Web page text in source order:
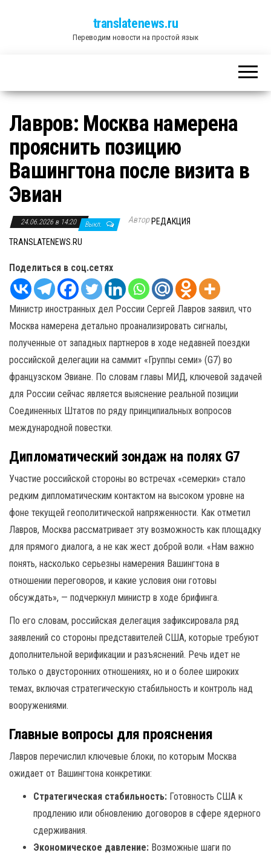
translatenews.ru
Переводим новости на простой язык
Лавров: Москва намерена
прояснить позицию
Вашингтона после визита в
Эвиан
24.06.2026 в 14:20 Выкл. Автор РЕДАКЦИЯ
TRANSLATENEWS.RU
Поделиться в соц.сетях
Министр иностранных дел России Сергей Лавров заявил, что
Москва намерена детально проанализировать сигналы,
полученные от западных партнеров в ходе недавней поездки
российской делегации на саммит «Группы семи» (G7) во
французском Эвиане. По словам главы МИД, ключевой задачей
для России сейчас является выяснение реальной позиции
Соединенных Штатов по ряду принципиальных вопросов
международной повестки.
Дипломатический зондаж на полях G7
Участие российской стороны во встречах «семерки» стало
редким дипломатическим контактом на высоком уровне на
фоне текущей геополитической напряженности. Как отметил
Лавров, Москва рассматривает эту возможность как площадку
для прямого диалога, а не как жест доброй воли. «Нам важно
понять, насколько серьезны намерения Вашингтона в
отношении переговоров, и какие условия они готовы
обсуждать», — подчеркнул министр в ходе брифинга.
По его словам, российская делегация зафиксировала ряд
заявлений со стороны представителей США, которые требуют
дополнительной верификации и разъяснений. Речь идет не
только о двусторонних отношениях, но и о более широких
темах, включая стратегическую стабильность и контроль над
вооружениями.
Главные вопросы для прояснения
Лавров перечислил ключевые блоки, по которым Москва
ожидает от Вашингтона конкретики:
Стратегическая стабильность: Готовность США к
продлению или обновлению договоров в сфере ядерного
сдерживания.
Экономическое давление: Возможные шаги по